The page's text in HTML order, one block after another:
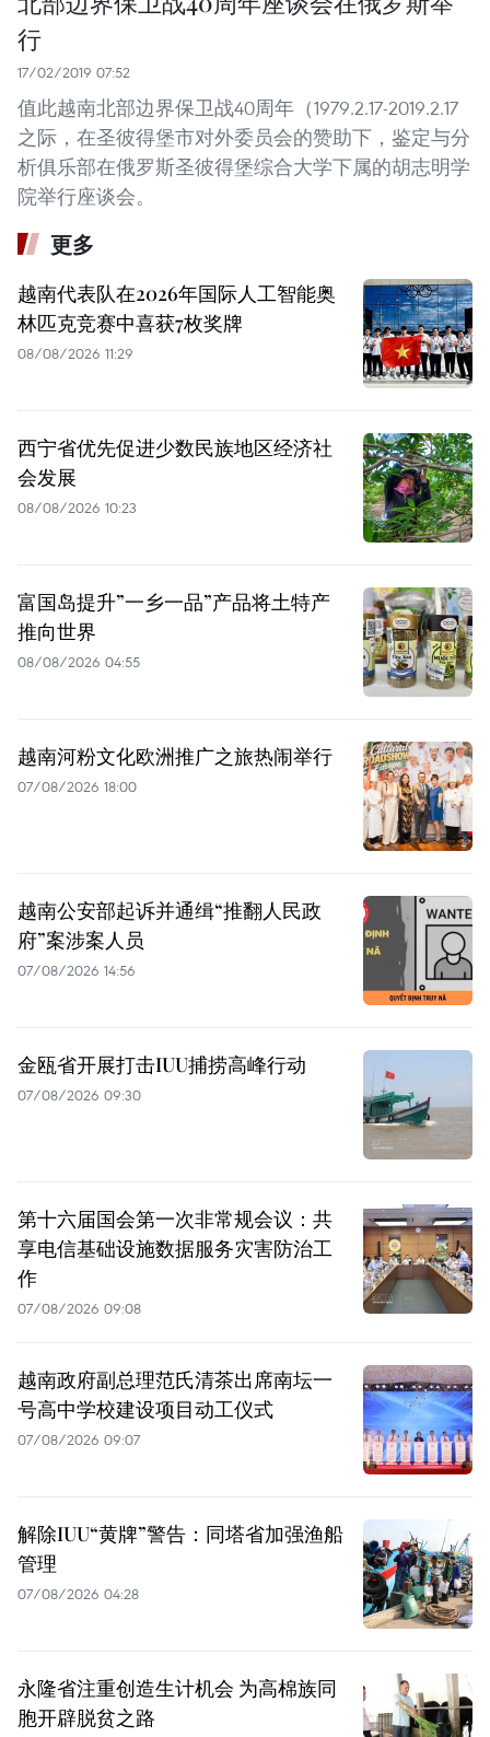
行
17/02/2019 07:52
值此越南北部边界保卫战40周年（1979.2.17-2019.2.17
之际，在圣彼得堡市对外委员会的赞助下，鉴定与分
析俱乐部在俄罗斯圣彼得堡综合大学下属的胡志明学
院举行座谈会。
更多
越南代表队在2026年国际人工智能奥
林匹克竞赛中喜获7枚奖牌
08/08/2026 11:29
西宁省优先促进少数民族地区经济社
会发展
08/08/2026 10:23
富国岛提升”一乡一品”产品将土特产
推向世界
08/08/2026 04:55
越南河粉文化欧洲推广之旅热闹举行
07/08/2026 18:00
越南公安部起诉并通缉“推翻人民政
府”案涉案人员
07/08/2026 14:56
金瓯省开展打击IUU捕捞高峰行动
07/08/2026 09:30
第十六届国会第一次非常规会议：共
享电信基础设施数据服务灾害防治工
作
07/08/2026 09:08
越南政府副总理范氏清茶出席南坛一
号高中学校建设项目动工仪式
07/08/2026 09:07
解除IUU“黄牌”警告：同塔省加强渔船
管理
07/08/2026 04:28
永隆省注重创造生计机会 为高棉族同
胞开辟脱贫之路